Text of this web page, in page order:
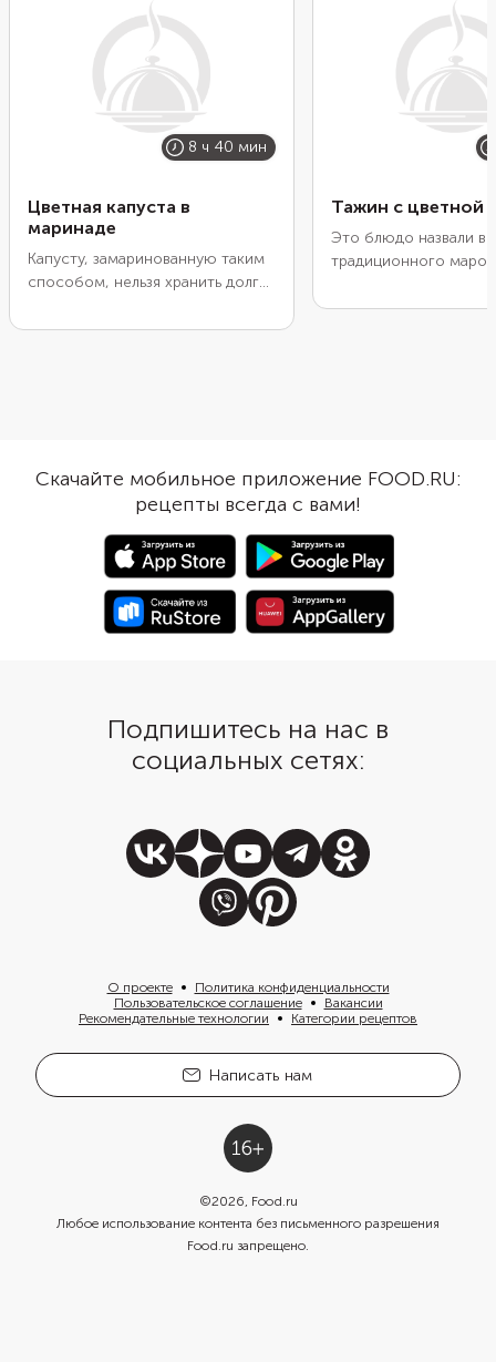
8 ч 40 мин
Цветная капуста в
маринаде
Капусту, замаринованную таким
способом, нельзя хранить долго.
холодильнике не больше 4 дней.
Если вы сделаете это утром, то
уже вечером капусту можно
будет подавать на стол.
Тажин с цветной
Это блюдо назвали в
традиционного
нем его и готовили.
фасоль. Подайте
кускусом,
лепешками, чтобы в
мере насладиться
Скачайте мобильное приложение FOOD.RU:
рецепты всегда с вами!
Подпишитесь на нас в
социальных сетях:
О проекте
Политика конфиденциальности
Пользовательское соглашение
Вакансии
Рекомендательные технологии
Категории рецептов
Написать нам
©2026, Food.ru
Любое использование контента без письменного разрешения
Food.ru запрещено.